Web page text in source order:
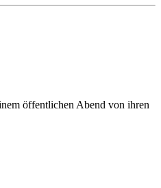
öffentlichen Abend von ihren